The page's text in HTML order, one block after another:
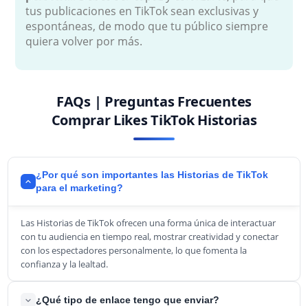
tus publicaciones en TikTok sean exclusivas y
espontáneas, de modo que tu público siempre
quiera volver por más.
FAQs | Preguntas Frecuentes
Comprar Likes TikTok Historias
¿Por qué son importantes las Historias de TikTok
para el marketing?
Las Historias de TikTok ofrecen una forma única de interactuar
con tu audiencia en tiempo real, mostrar creatividad y conectar
con los espectadores personalmente, lo que fomenta la
confianza y la lealtad.
¿Qué tipo de enlace tengo que enviar?